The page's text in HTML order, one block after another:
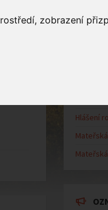
zobrazení
Hlášení